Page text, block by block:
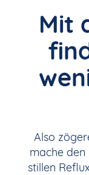
Mit
Also
mache den
stillen